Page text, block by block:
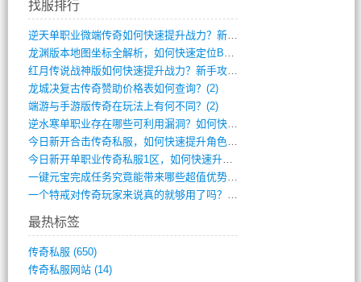
找服排行
逆天单职业微端传奇如何快速提升战力？新手(4)
龙渊版本地图坐标全解析，如何快速定位BO(3)
红月传说战神版如何快速提升战力？新手攻略(3)
龙城决复古传奇赞助价格表如何查询？(2)
端游与手游版传奇在玩法上有何不同？(2)
逆水寒单职业存在哪些可利用漏洞？如何快速(1)
今日新开合击传奇私服，如何快速提升角色战(0)
今日新开单职业传奇私服1区，如何快速升级(0)
一键元宝完成任务究竟能带来哪些超值优势？(0)
一个特戒对传奇玩家来说真的就够用了吗？(0)
最热标签
传奇私服 (650)
传奇私服网站(14)